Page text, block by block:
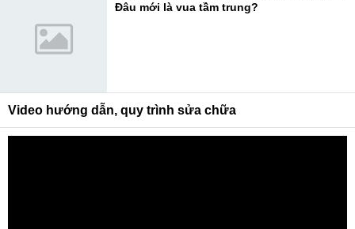
Đâu mới là vua tầm trung?
Video hướng dẫn, quy trình sửa chữa